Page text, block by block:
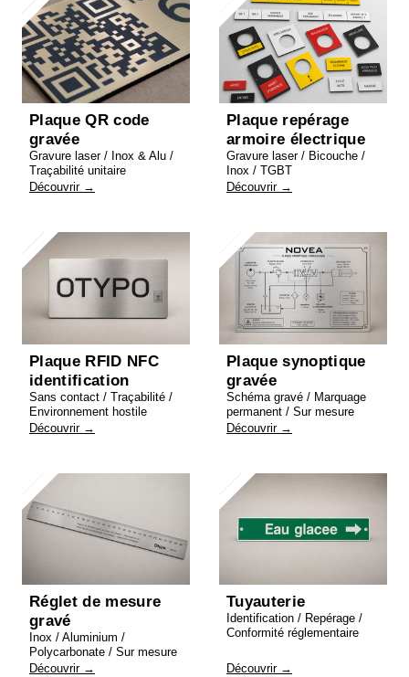
Plaque QR code
gravée
Gravure laser / Inox & Alu /
Traçabilité unitaire
Découvrir →
Plaque repérage
armoire électrique
Gravure laser / Bicouche /
Inox / TGBT
Découvrir →
Plaque RFID NFC
identification
Sans contact / Traçabilité /
Environnement hostile
Découvrir →
Plaque synoptique
gravée
Schéma gravé / Marquage
permanent / Sur mesure
Découvrir →
Réglet de mesure
gravé
Inox / Aluminium /
Polycarbonate / Sur mesure
Découvrir →
Tuyauterie
Identification / Repérage /
Conformité réglementaire
Découvrir →